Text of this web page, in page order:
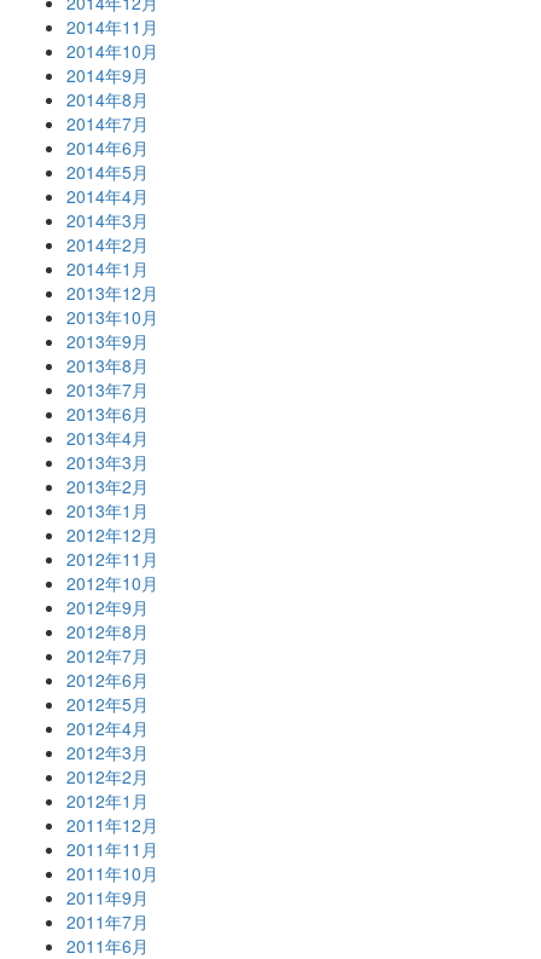
2014年11月
2014年10月
2014年9月
2014年8月
2014年7月
2014年6月
2014年5月
2014年4月
2014年3月
2014年2月
2014年1月
2013年12月
2013年10月
2013年9月
2013年8月
2013年7月
2013年6月
2013年4月
2013年3月
2013年2月
2013年1月
2012年12月
2012年11月
2012年10月
2012年9月
2012年8月
2012年7月
2012年6月
2012年5月
2012年4月
2012年3月
2012年2月
2012年1月
2011年12月
2011年11月
2011年10月
2011年9月
2011年7月
2011年6月